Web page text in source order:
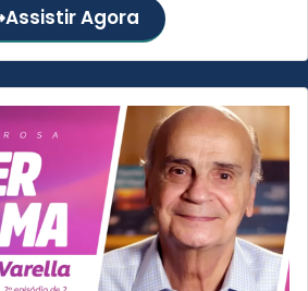
Assistir Agora